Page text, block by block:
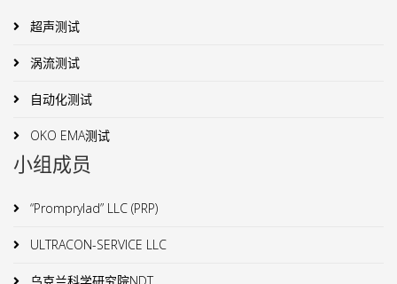
超声测试
涡流测试
自动化测试
OKO EMA测试
小组成员
“Promprylad” LLC (PRP)
ULTRACON-SERVICE LLC